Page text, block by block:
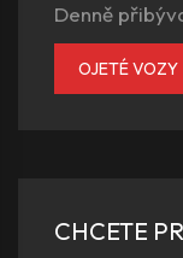
Denně
OJETÉ VOZY
CHCETE